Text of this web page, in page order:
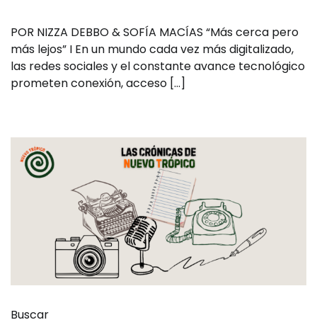
POR NIZZA DEBBO & SOFÍA MACÍAS “Más cerca pero
más lejos” I En un mundo cada vez más digitalizado,
las redes sociales y el constante avance tecnológico
prometen conexión, acceso […]
Buscar